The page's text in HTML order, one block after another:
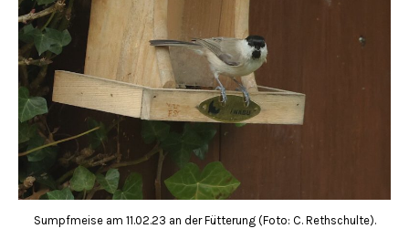
Sumpfmeise am 11.02.23 an der Fütterung (Foto: C. Rethschulte).